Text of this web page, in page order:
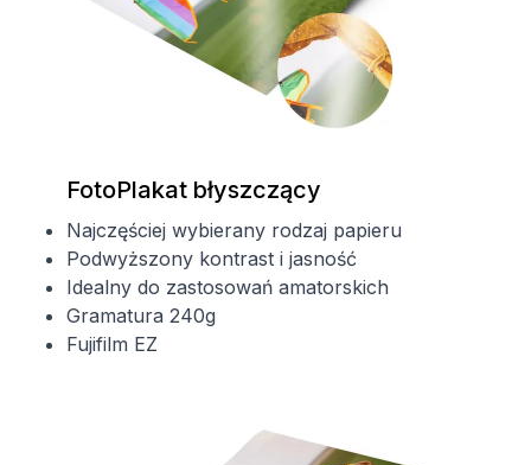
FotoPlakat błyszczący
Najczęściej wybierany rodzaj papieru
Podwyższony kontrast i jasność
Idealny do zastosowań amatorskich
Gramatura 240g
Fujifilm EZ